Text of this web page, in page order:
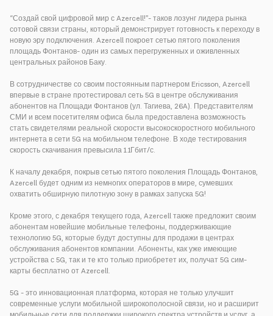
“Создай свой цифровой мир с Azercell!”- таков лозунг лидера рынка
сотовой связи страны, который демонстрирует готовность к переходу в
новую эру подключения. Azercell покроет сетью пятого поколения
площадь Фонтанов- один из самых перегруженных и оживленных
центральных районов Баку.
В сотрудничестве со своим постоянным партнером Ericsson, Azercell
впервые в стране протестировал сеть 5G в центре обслуживания
абонентов на Площади Фонтанов (ул. Тагиева, 26A). Представителям
СМИ и всем посетителям офиса была предоставлена возможность
стать свидетелями реальной скорости высокоскоростного мобильного
интернета в сети 5G на мобильном телефоне. В ходе тестирования
скорость скачивания превысила 1.1Гбит/с.
К началу декабря, покрыв сетью пятого поколения Площадь Фонтанов,
Azercell будет одним из немногих операторов в мире, сумевших
охватить обширную пилотную зону в рамках запуска 5G!
Кроме этого, с декабря текущего года, Azercell также предложит своим
абонентам новейшие мобильные телефоны, поддерживающие
технологию 5G, которые будут доступны для продажи в центрах
обслуживания абонентов компании. Абоненты, как уже имеющие
устройства с 5G, так и те кто только приобретет их, получат 5G сим-
карты бесплатно от Azercell.
5G - это инновационная платформа, которая не только улучшит
современные услуги мобильной широкополосной связи, но и расширит